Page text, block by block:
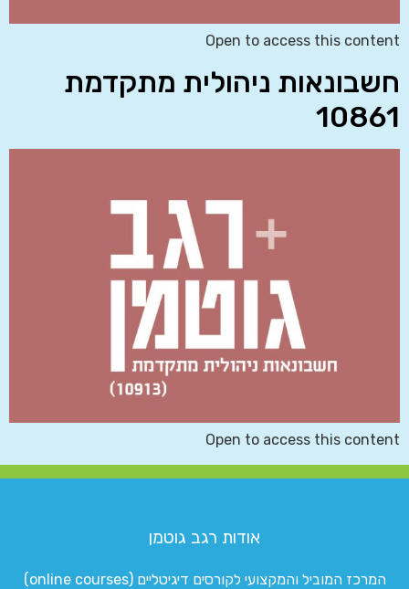
Open to access this content
חשבונאות ניהולית מתקדמת
10861
Open to access this content
אודות רגב גוטמן
המרכז המוביל והמקצועי לקורסים דיגיטליים (online courses)